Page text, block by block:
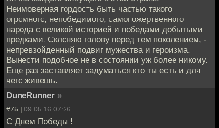
Неимоверная гордость быть частью такого
огромного, непобедимого, самопожертвенного
народа с великой историей и победами добытыми
предками. Склоняю голову перед тем поколением, -
непревзойденный подвиг мужества и героизма.
Вынести подобное не в состоянии уж более никому.
Еще раз заставляет задуматься кто ты есть и для
чего живешь.
DuneRunner »
#75 | 09.05.16 07:26
С Днем Победы !